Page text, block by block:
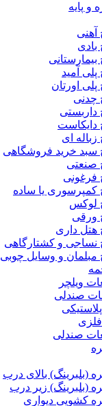
و پایه
آهنی
آمید
اورتان
چدنی
داربستی
دایکاست
ای
سبد خرید فروشگاهی
صنعتی
فرغونی
کمپرسوری یا ساده
لوکس
ورقی
هتل داری
نساجی و کشتارگاهی
مبلمان و وسایل چوبی
ویلچر
صندلی
پلاستیکی
فلزی
صندلی
(بلبرینگ) بالای درب
(بلبرینگ) زیر درب
کشویی دیواری